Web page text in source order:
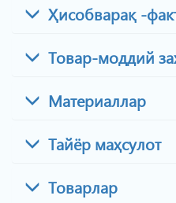
Ҳисобварақ -
Товар-моддий
Материаллар
Тайёр маҳсулот
Товарлар